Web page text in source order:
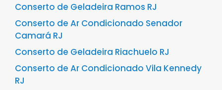
Conserto de Geladeira Ramos RJ
Conserto de Ar Condicionado Senador
Camará RJ
Conserto de Geladeira Riachuelo RJ
Conserto de Ar Condicionado Vila Kennedy
RJ